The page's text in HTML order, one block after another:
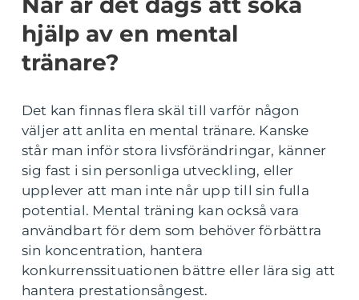
hjälp av en mental
tränare?
Det kan finnas flera skäl till varför någon
väljer att anlita en mental tränare. Kanske
står man inför stora livsförändringar, känner
sig fast i sin personliga utveckling, eller
upplever att man inte når upp till sin fulla
potential. Mental träning kan också vara
användbart för dem som behöver förbättra
sin koncentration, hantera
konkurrenssituationen bättre eller lära sig att
hantera prestationsångest.